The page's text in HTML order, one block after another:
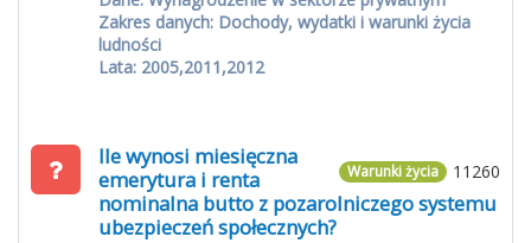
Zakres danych: Dochody, wydatki i warunki życia
ludności
Lata: 2005,2011,2012
11260
Warunki życia
Ile wynosi miesięczna
emerytura i renta
nominalna butto z pozarolniczego systemu
ubezpieczeń społecznych?